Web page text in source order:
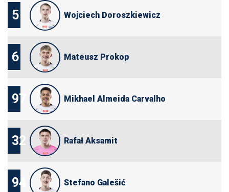
5 Wojciech Doroszkiewicz
6 Mateusz Prokop
97 Mikhael Almeida Carvalho
32 Rafał Aksamit
94 Stefano Galešić